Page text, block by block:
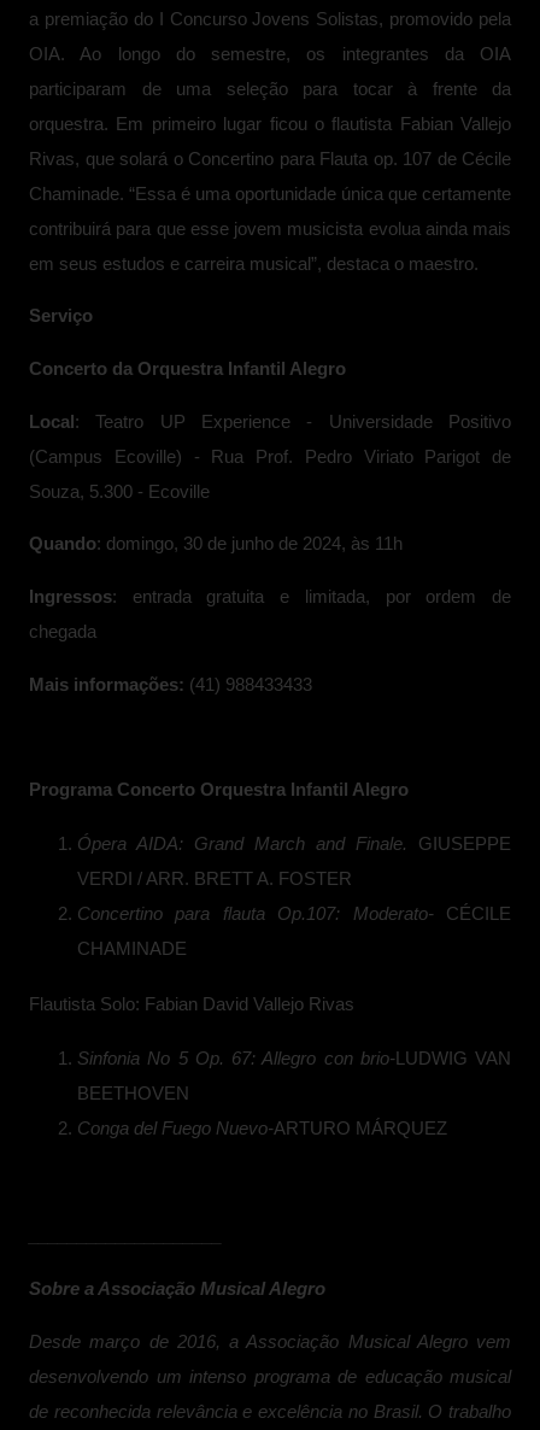
a premiação do I Concurso Jovens Solistas, promovido pela
OIA. Ao longo do semestre, os integrantes da OIA
participaram de uma seleção para tocar à frente da
orquestra. Em primeiro lugar ficou o flautista Fabian Vallejo
Rivas, que solará o Concertino para Flauta op. 107 de Cécile
Chaminade. “Essa é uma oportunidade única que certamente
contribuirá para que esse jovem musicista evolua ainda mais
em seus estudos e carreira musical”, destaca o maestro.
Serviço
Concerto da Orquestra Infantil Alegro
Local : Teatro UP Experience - Universidade Positivo
(Campus Ecoville) - Rua Prof. Pedro Viriato Parigot de
Souza, 5.300 - Ecoville
Quando: domingo, 30 de junho de 2024, às 11h
Ingressos: entrada gratuita e limitada, por ordem de
chegada
Mais informações: (41) 988433433
Programa Concerto Orquestra Infantil Alegro
Ópera AIDA: Grand March and Finale. GIUSEPPE
VERDI / ARR. BRETT A. FOSTER
Concertino para flauta Op.107: Moderato- CÉCILE
CHAMINADE
Flautista Solo: Fabian David Vallejo Rivas
Sinfonia No 5 Op. 67: Allegro con brio-LUDWIG VAN
BEETHOVEN
Conga del Fuego Nuevo-ARTURO MÁRQUEZ
Sobre a Associação Musical Alegro
Desde março de 2016, a Associação Musical Alegro vem
desenvolvendo um intenso programa de educação musical
de reconhecida relevância e excelência no Brasil. O trabalho